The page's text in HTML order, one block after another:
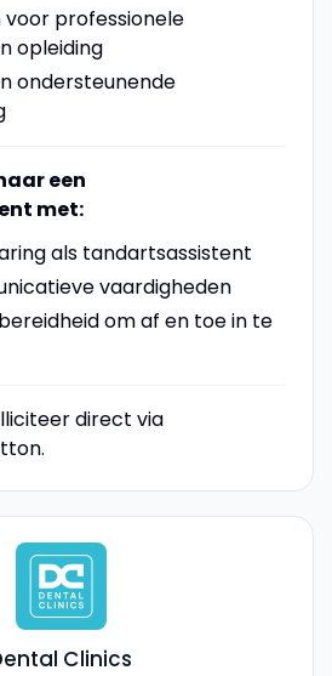
voor professionele
opleiding
ondersteunende
een
met:
als tandartsassistent
vaardigheden
om af en toe in te
direct via
Clinics